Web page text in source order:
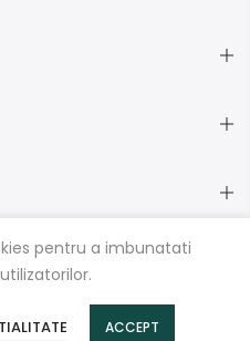
pentru a imbunatati
ACCEPT